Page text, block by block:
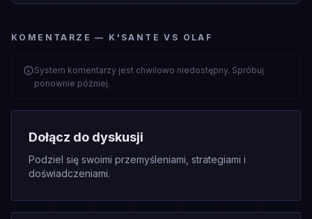
KOMENTARZE — K'SANTE VS OLAF
System komentarzy jest chwilowo niedostępny. Spróbuj
ponownie później.
Dołącz do dyskusji
Podziel się swoimi przemyśleniami, strategiami i
doświadczeniami.